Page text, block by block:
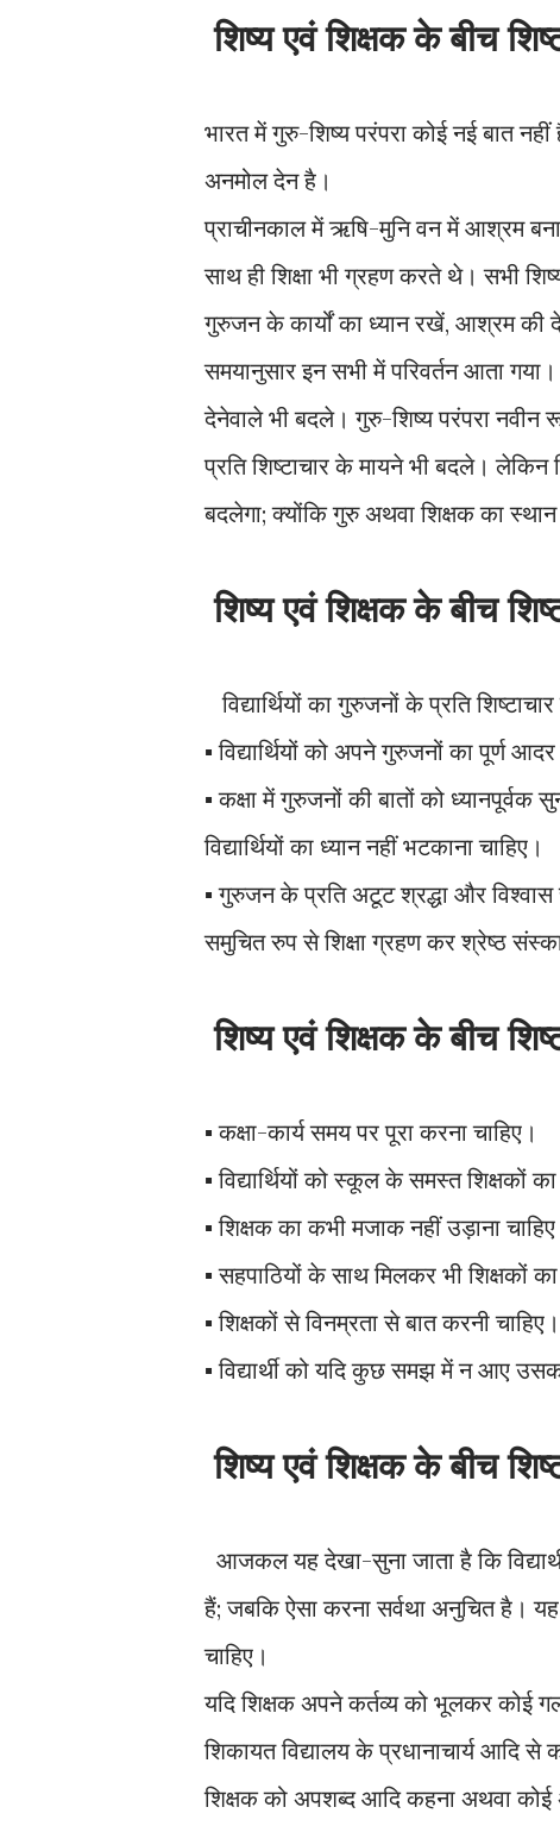
शिष्य एवं शिक्षक के बीच
भारत में गुरु-शिष्य परंपरा कोई नई बात
अनमोल देन है।
प्राचीनकाल में ऋषि-मुनि वन में आश्रम
साथ ही शिक्षा भी ग्रहण करते थे। सभी
गुरुजन के कार्यों का ध्यान रखें, आश्रम
समयानुसार इन सभी में परिवर्तन आता
देनेवाले भी बदले। गुरु-शिष्य परंपरा
प्रति शिष्टाचार के मायने भी बदले। लेकिन
बदलेगा; क्योंकि गुरु अथवा शिक्षक का
शिष्य एवं शिक्षक के बीच
विद्यार्थियों का गुरुजनों के प्रति
▪︎ विद्यार्थियों को अपने गुरुजनों का पूर्ण
▪︎ कक्षा में गुरुजनों की बातों को
विद्यार्थियों का ध्यान नहीं भटकाना चाहिए।
▪︎ गुरुजन के प्रति अटूट श्रद्धा और विश्वास
समुचित रुप से शिक्षा ग्रहण कर श्रेष्ठ
शिष्य एवं शिक्षक के बीच
▪︎ कक्षा-कार्य समय पर पूरा करना चाहिए।
▪︎ विद्यार्थियों को स्कूल के समस्त शिक्षकों
▪︎ शिक्षक का कभी मजाक नहीं उड़ाना
▪︎ सहपाठियों के साथ मिलकर भी शिक्षकों
▪︎ शिक्षकों से विनम्रता से बात करनी चाहिए।
▪︎ विद्यार्थी को यदि कुछ समझ में न आए
शिष्य एवं शिक्षक के बीच
आजकल यह देखा-सुना जाता है कि
हैं; जबकि ऐसा करना सर्वथा अनुचित है। यह
चाहिए।
यदि शिक्षक अपने कर्तव्य को भूलकर कोई
शिकायत विद्यालय के प्रधानाचार्य आदि से
शिक्षक को अपशब्द आदि कहना अथवा कोई